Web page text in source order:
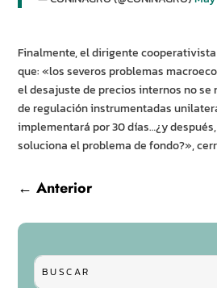
Finalmente, el dirigente
que: «los severos problemas
el desajuste de precios internos no se
de regulación instrumentadas
implementará por 30 días…¿y después,
soluciona el problema de fondo?»,
←Anterior